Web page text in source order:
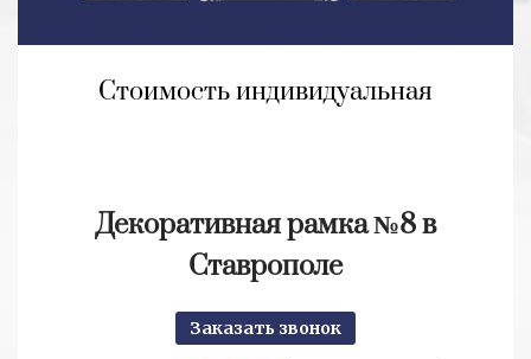
Стоимость индивидуальная
Декоративная рамка №8 в
Ставрополе
Заказать звонок